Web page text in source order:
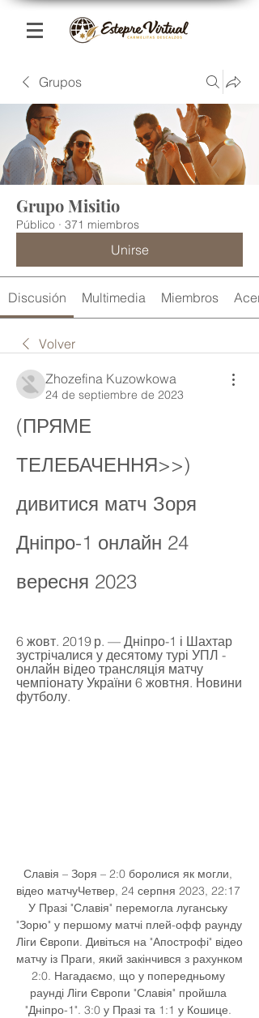
Grupos
Grupo Misitio
Público · 371 miembros
Unirse
Discusión Multimedia Miembros
Volver
Zhozefina Kuzowkowa
24 de septiembre de 2023
(ПРЯМЕ
ТЕЛЕБАЧЕННЯ>>)
дивитися матч Зоря
Дніпро-1 онлайн 24
вересня 2023
6 жовт. 2019 р. — Дніпро-1 і Шахтар
зустрічалися у десятому турі УПЛ -
онлайн відео трансляція матчу
чемпіонату України 6 жовтня. Новини
футболу.
Славія – Зоря – 2:0 боролися як могли,
відео матчуЧетвер, 24 серпня 2023, 22:17
У Празі "Славія" перемогла луганську
"Зорю" у першому матчі плей-офф раунду
Ліги Європи. Дивіться на "Апострофі" відео
матчу із Праги, який закінчився з рахунком
2:0. Нагадаємо, що у попередньому
раунді Ліги Європи "Славія" пройшла
"Дніпро-1". 3:0 у Празі та 1:1 у Кошице.